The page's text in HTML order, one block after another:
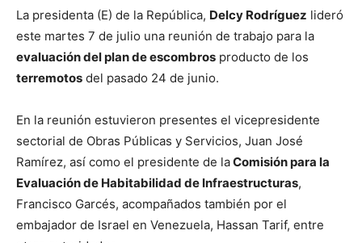
La presidenta (E) de la República, Delcy Rodríguez lideró
este martes 7 de julio una reunión de trabajo para la
evaluación del plan de escombros producto de los
terremotos del pasado 24 de junio.
En la reunión estuvieron presentes el vicepresidente
sectorial de Obras Públicas y Servicios, Juan José
Ramírez, así como el presidente de laComisión para la
Evaluación de Habitabilidad de Infraestructuras,
Francisco Garcés, acompañados también por el
embajador de Israel en Venezuela, Hassan Tarif, entre